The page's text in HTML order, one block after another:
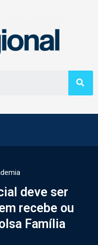
deve ser
recebe ou
Família